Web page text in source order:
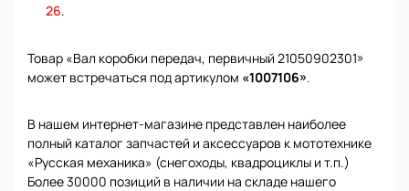
26.
Товар «Вал коробки передач, первичный 21050902301»
может встречаться под артикулом «1007106».
В нашем интернет-магазине представлен наиболее
полный каталог запчастей и аксессуаров к мототехнике
«Русская механика» (снегоходы, квадроциклы и т.п.)
Более 30000 позиций в наличии на складе нашего